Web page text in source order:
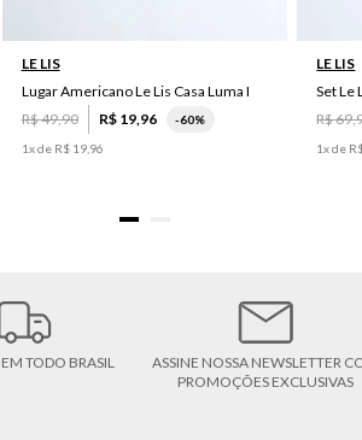
LE LIS
Lugar Americano Le Lis Casa Luma I
R$49,90 R$ 19,96 -60%
1x de R$ 19, 96
LE LIS
R$69,
1x de
TODO BRASIL
ASSINE NOSSA NEWSLETTER
PROMOÇÕES EXCLUSIVAS